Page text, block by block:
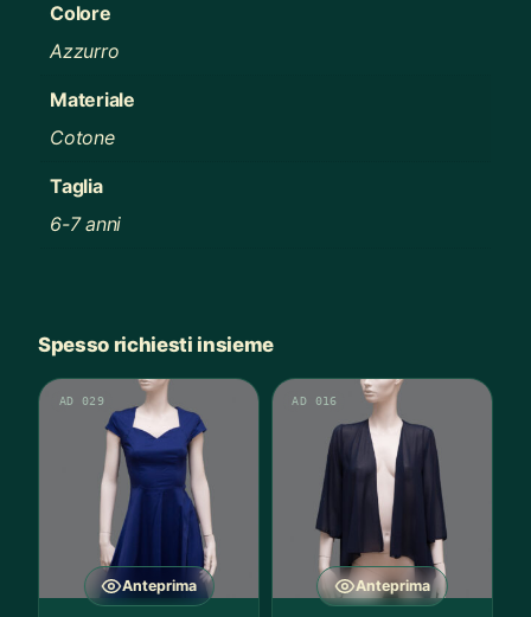
Colore
Azzurro
Materiale
Cotone
Taglia
6-7 anni
Spesso richiesti insieme
Anteprima
AD 029
Anteprima
AD 016